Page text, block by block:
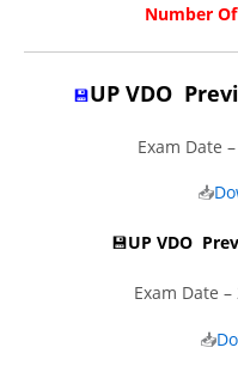
Number
💾UP VDO
Exam Date
📥
💾UP VDO
Exam Date
📥